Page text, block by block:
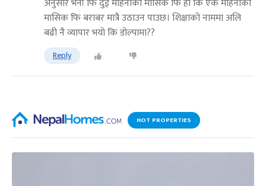
मासिक फि बराबर मात्रै उठाउन पाउछ। शिक्षाको नाममा अलि
बढी नै व्यापार भयाे कि डाेल्पामा??
Reply
HOT PROPERTIES